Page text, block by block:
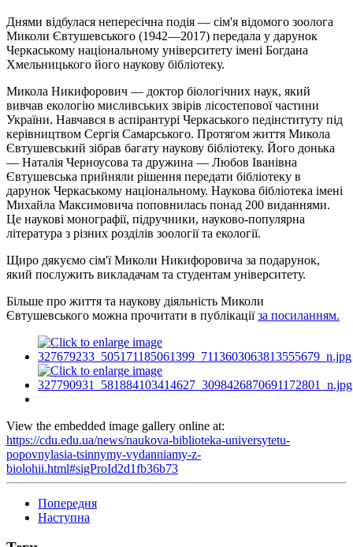
Днями відбулася непересічна подія — сім'я відомого зоолога
Миколи Євтушевського (1942—2017) передала у дарунок
Черкаському національному університету імені Богдана
Хмельницького його наукову бібліотеку.
Микола Никифорович — доктор біологічних наук, який
вивчав екологію мисливських звірів лісостепової частини
України. Навчався в аспірантурі Черкаського педінституту під
керівництвом Сергія Самарського. Протягом життя Микола
Євтушевський зібрав багату наукову бібліотеку. Його донька
— Наталія Черноусова та дружина — Любов Іванівна
Євтушевська прийняли рішення передати бібліотеку в
дарунок Черкаському національному. Наукова бібліотека імені
Михайла Максимовича поповнилась понад 200 виданнями.
Це наукові монографії, підручники, науково-популярна
література з різних розділів зоології та екології.
Щиро дякуємо сім'ї Миколи Никифоровича за подарунок,
який послужить викладачам та студентам університету.
Більше про життя та наукову діяльність Миколи
Євтушевського можна прочитати в публікаціїза посиланням.
View the embedded image gallery online at:
https://cdu.edu.ua/news/naukova-biblioteka-universytetu-
popovnylasia-tsinnymy-vydanniamy-z-
biolohii.html#sigProId2d1fb36b73
Попередня
Наступна